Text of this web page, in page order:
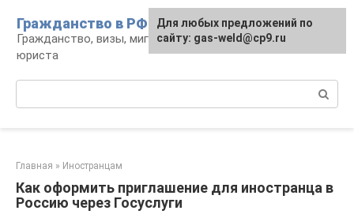
контенту
Гражданство в РФ
Гражданство, визы, миграция: консультации
юриста
Главная » Иностранцам
Как оформить приглашение для иностранца в
Россию через Госуслуги
Для любых предложений по
сайту: gas-weld@cp9.ru